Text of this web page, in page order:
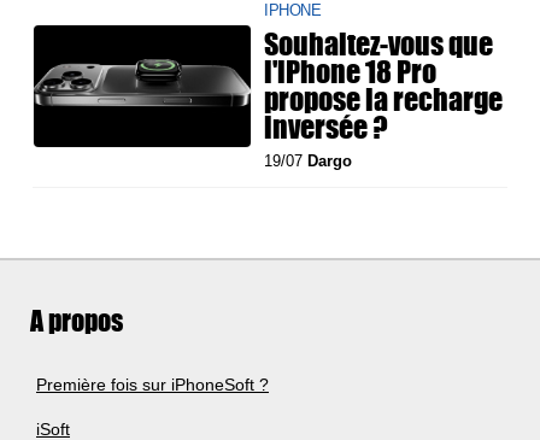
IPHONE
Souhaitez-vous que
l'iPhone 18 Pro
propose la recharge
inversée ?
19/07 Dargo
A propos
Première fois sur iPhoneSoft ?
iSoft